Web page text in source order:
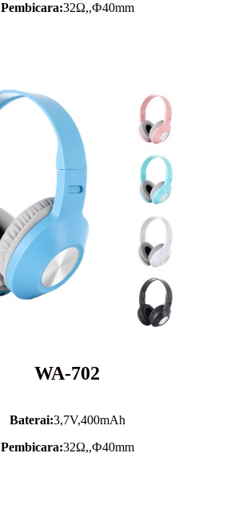
Pembicara:32Ω,,Ф40mm
WA-702
Baterai:3,7V,400mAh
Pembicara:32Ω,,Ф40mm